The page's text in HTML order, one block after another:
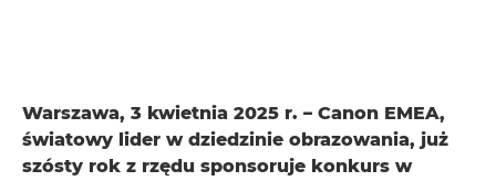
Warszawa, 3 kwietnia 2025 r. – Canon EMEA,
światowy lider w dziedzinie obrazowania, już
szósty rok z rzędu sponsoruje konkurs w